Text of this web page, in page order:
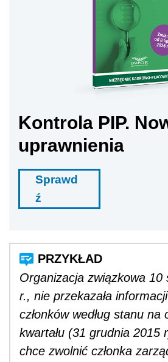
Kontrola PIP.
uprawnienia
Sprawd
ź
Organizacja związkowa 10
r., nie przekazała
członków według stanu na
kwartału (31 grudnia 2015
chce zwolnić członka